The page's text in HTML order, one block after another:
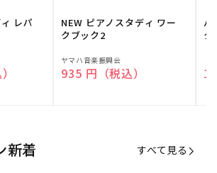
レパ
NEW ピアノスタディ ワー
クブック2
販
売
ヤマハ音楽振興会
通常価格
935 円（税込）
バ
ク
売
新着 すべて見る